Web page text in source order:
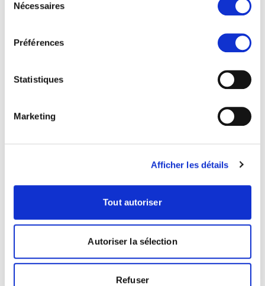
Nécessaires
Préférences
Statistiques
Marketing
Afficher les détails
Tout autoriser
Autoriser la sélection
Refuser
Afficher tous les évènements Soins oncologiques
Virpi Hantikainen Plus
Directrice du cursus
Neuro/Stroke, Palliative Care
Plus
Afficher tous les programmes d'études Soins
Nouveautés & Blogs Soins oncologiques (2)